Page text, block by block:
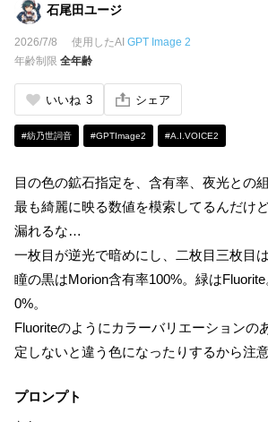
石尾田ユージ
2026/7/8 使用したAI GPT Image 2
年齢制限 全年齢
いいね 3 シェア
#紡乃世詞音 #GPTImage2 #A.I.VOICE2
目の色の鉱石指定を、含有率、夜光との
最も綺麗に映る数値を模索してるんだけ
漏れるな…
一枚目が逆光で暗めにし、二枚目三枚目
瞳の黒はMorion含有率100%。緑は
0%。
Fluoriteのようにカラーバリエーションの
定しないと違う色になったりするから注
プロンプト